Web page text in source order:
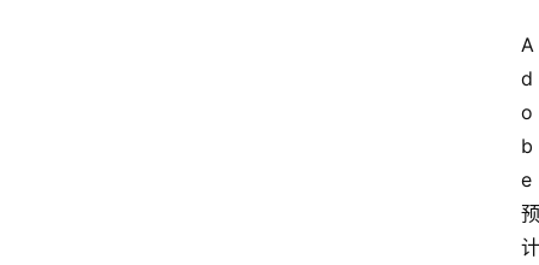
A
d
o
b
e
预
计